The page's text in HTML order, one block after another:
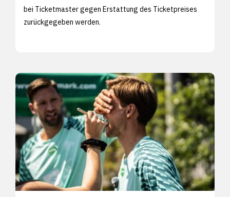
bei Ticketmaster gegen Erstattung des Ticketpreises
zurückgegeben werden.